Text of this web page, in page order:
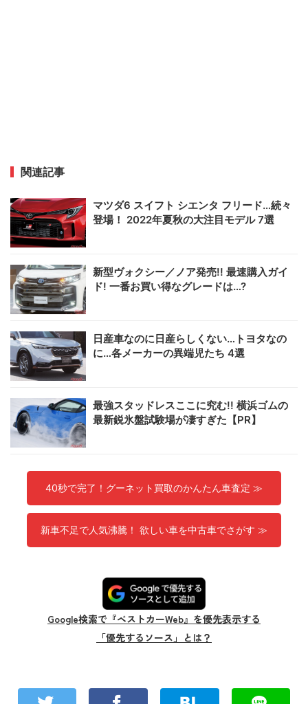
関連記事
マツダ6 スイフト シエンタ フリード…続々
登場！ 2022年夏秋の大注目モデル 7選
新型ヴォクシー／ノア発売!! 最速購入ガイ
ド! 一番お買い得なグレードは…?
日産車なのに日産らしくない…トヨタなの
に…各メーカーの異端児たち 4選
最強スタッドレスここに究む!! 横浜ゴムの
最新鋭氷盤試験場が凄すぎた【PR】
40秒で完了！グーネット買取のかんたん車査定 ≫
新車不足で人気沸騰！ 欲しい車を中古車でさがす ≫
Google検索で『ベストカーWeb』を優先表示する
「優先するソース」とは？